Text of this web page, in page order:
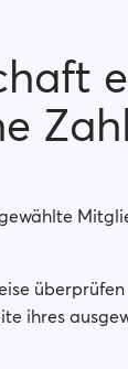
kann ich
gehabt als
ihres